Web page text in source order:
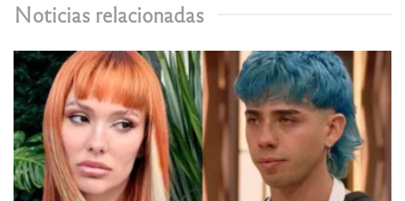
Noticias relacionadas